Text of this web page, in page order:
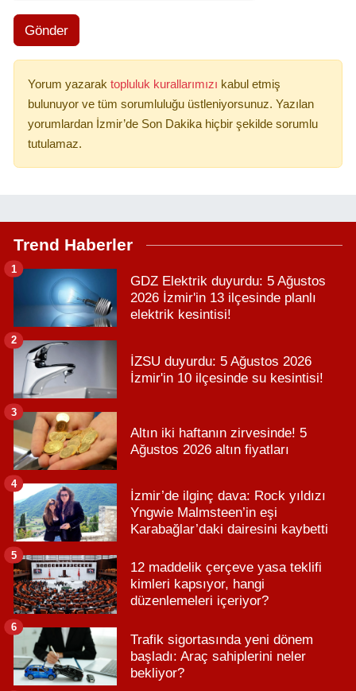
Gönder
Yorum yazarak topluluk kurallarımızı kabul etmiş
bulunuyor ve tüm sorumluluğu üstleniyorsunuz. Yazılan
yorumlardan İzmir’de Son Dakika hiçbir şekilde sorumlu
tutulamaz.
Trend Haberler
GDZ Elektrik duyurdu: 5 Ağustos
2026 İzmir'in 13 ilçesinde planlı
elektrik kesintisi!
1
İZSU duyurdu: 5 Ağustos 2026
İzmir'in 10 ilçesinde su kesintisi!
2
Altın iki haftanın zirvesinde! 5
Ağustos 2026 altın fiyatları
3
İzmir’de ilginç dava: Rock yıldızı
Yngwie Malmsteen’in eşi
Karabağlar’daki dairesini kaybetti
4
12 maddelik çerçeve yasa teklifi
kimleri kapsıyor, hangi
düzenlemeleri içeriyor?
5
Trafik sigortasında yeni dönem
başladı: Araç sahiplerini neler
bekliyor?
6